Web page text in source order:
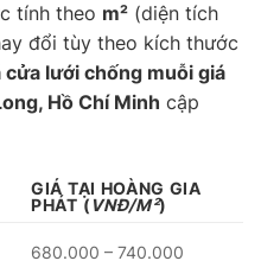
tính theo m² (diện tích
đổi tùy theo kích thước
cửa lưới chống muỗi giá
Hồ Chí Minh cập
GIÁ TẠI HOÀNG GIA
PHÁT ( VNĐ/M²)
680.000 – 740.000